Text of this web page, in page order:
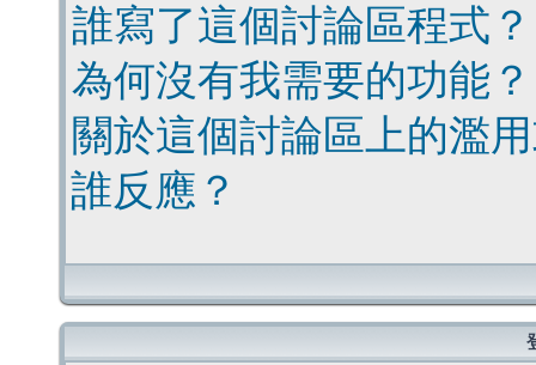
誰寫了這個討論區程式？
為何沒有我需要的功能？
關於這個討論區上的濫
誰反應？